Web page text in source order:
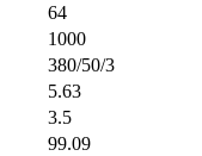
64
1000
380/50/3
5.63
3.5
99.09